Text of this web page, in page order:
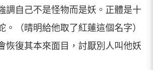
調自己不是怪物而是妖。正體是十
。（晴明給他取了紅蓮這個名字）
恢復其本來面目，討厭別人叫他妖